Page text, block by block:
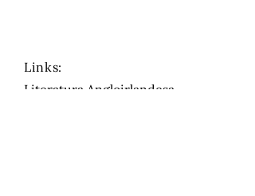
Links:
Literatura Angloirlandesa